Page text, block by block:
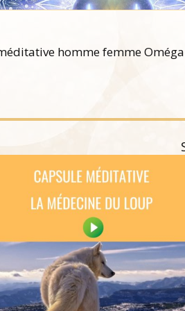
homme femme